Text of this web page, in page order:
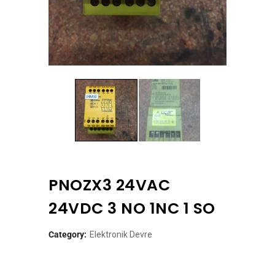
PNOZX3 24VAC
24VDC 3 NO 1NC 1 SO
Category: Elektronik Devre